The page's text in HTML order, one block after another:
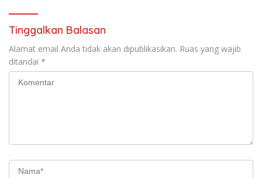
Tinggalkan Balasan
Alamat email Anda tidak akan dipublikasikan. Ruas yang wajib
ditandai *